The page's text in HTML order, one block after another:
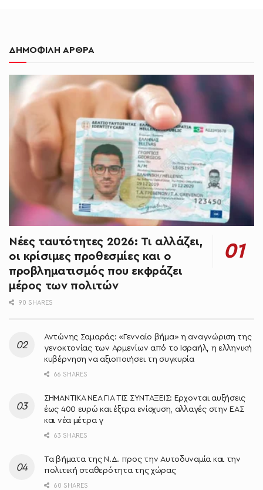
ΔΗΜΟΦΙΛΗ ΑΡΘΡΑ
Νέες ταυτότητες 2026: Τι αλλάζει,
οι κρίσιμες προθεσμίες και ο
προβληματισμός που εκφράζει
μέρος των πολιτών
90 SHARES
Αντώνης Σαμαράς: «Γενναίο βήμα» η αναγνώριση της
γενοκτονίας των Αρμενίων από το Ισραήλ, η ελληνική
κυβέρνηση να αξιοποιήσει τη συγκυρία
66 SHARES
ΣΗΜΑΝΤΙΚΑ ΝΕΑ ΓΙΑ ΤΙΣ ΣΥΝΤΑΞΕΙΣ: Έρχονται αυξήσεις
έως 400 ευρώ και έξτρα ενίσχυση, αλλαγές στην ΕΑΣ
και νέα μέτρα γ
63 SHARES
Τα βήματα της Ν.Δ. προς την Αυτοδυναμία και την
πολιτική σταθερότητα της χώρας
60 SHARES